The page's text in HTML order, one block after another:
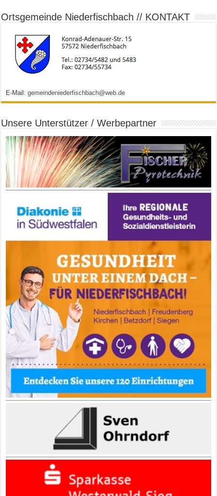
Ortsgemeinde Niederfischbach // KONTAKT
E-Mail:gemeindeniederfischbach@web.de
Unsere Unterstützer / Werbepartner